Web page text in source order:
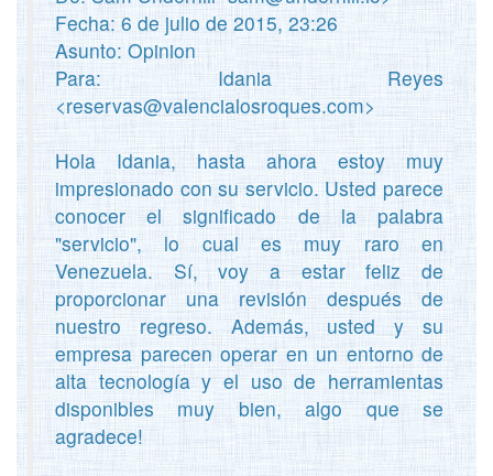
Fecha: 6 de julio de 2015, 23:26
Asunto: Opinion
Para: Idania Reyes
<reservas@valencialosroques.com>
Hola Idania, hasta ahora estoy muy
impresionado con su servicio. Usted parece
conocer el significado de la palabra
"servicio", lo cual es muy raro en
Venezuela. Sí, voy a estar feliz de
proporcionar una revisión después de
nuestro regreso. Además, usted y su
empresa parecen operar en un entorno de
alta tecnología y el uso de herramientas
disponibles muy bien, algo que se
agradece!